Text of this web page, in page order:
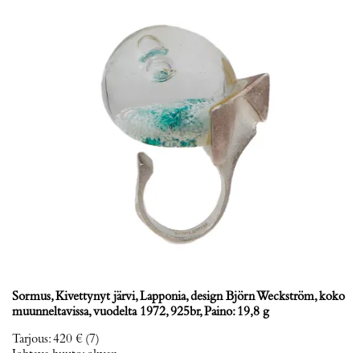
Sormus, Kivettynyt järvi, Lapponia, design Björn Weckström, koko
muunneltavissa, vuodelta 1972, 925br, Paino: 19,8 g
Tarjous:420 € (7)